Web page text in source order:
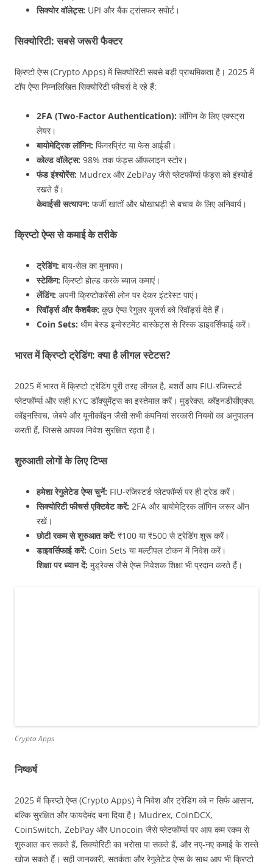
सिक्योर वॉलेट्स: UPI और बैंक ट्रांसफर सपोर्ट।
सिक्योरिटी: सबसे जरूरी फैक्टर
क्रिप्टो ऐप्स (Crypto Apps) में सिक्योरिटी सबसे बड़ी प्राथमिकता है। 2025 में
टॉप ऐप्स निम्नलिखित सिक्योरिटी फीचर्स दे रहे हैं:
2FA (Two-Factor Authentication): लॉगिन के लिए एक्स्ट्रा
लेयर।
बायोमेट्रिक लॉगिन: फिंगरप्रिंट या फेस आईडी।
कोल्ड वॉलेट्स: 98% तक फंड्स ऑफलाइन स्टोर।
फंड इंश्योरेंस: Mudrex और ZebPay जैसे प्लेटफॉर्म्स फंड्स को इंश्योर्ड
रखते हैं।
केवाईसी सत्यापन: फर्जी खातों और धोखाधड़ी से बचाव के लिए अनिवार्य।
क्रिप्टो ऐप्स से कमाई के तरीके
ट्रेडिंग: बाय-सेल का मुनाफा।
स्टेकिंग: क्रिप्टो होल्ड करके ब्याज कमाएं।
लेंडिंग: अपनी क्रिप्टोकरेंसी लोन पर देकर इंटरेस्ट पाएं।
रिवॉर्ड्स और कैशबैक: कुछ ऐप्स रेगुलर यूजर्स को रिवॉर्ड्स देते हैं।
Coin Sets: थीम बेस्ड इन्वेस्टमेंट बास्केट्स से रिस्क डाइवर्सिफाई करें।
भारत में क्रिप्टो ट्रेडिंग: क्या है लीगल स्टेटस?
2025 में भारत में क्रिप्टो ट्रेडिंग पूरी तरह लीगल है, बशर्ते आप FIU-रजिस्टर्ड
प्लेटफॉर्म्स और सही KYC डॉक्युमेंट्स का इस्तेमाल करें। मुड्रेक्स, कॉइनडीसीएक्स,
कॉइनस्विच, जेबपे और यूनीकॉइन जैसी सभी कंपनियां सरकारी नियमों का अनुपालन
करती हैं, जिससे आपका निवेश सुरक्षित रहता है।
शुरुआती लोगों के लिए टिप्स
हमेशा रेगुलेटेड ऐप्स चुनें: FIU-रजिस्टर्ड प्लेटफॉर्म्स पर ही ट्रेड करें।
सिक्योरिटी फीचर्स एक्टिवेट करें: 2FA और बायोमेट्रिक लॉगिन जरूर ऑन
रखें।
छोटी रकम से शुरुआत करें: ₹100 या ₹500 से ट्रेडिंग शुरू करें।
डाइवर्सिफाई करें: Coin Sets या मल्टीपल टोकन में निवेश करें।
शिक्षा पर ध्यान दें: मुड्रेक्स जैसे ऐप्स निवेशक शिक्षा भी प्रदान करते हैं।
Crypto Apps
निष्कर्ष
2025 में क्रिप्टो ऐप्स (Crypto Apps) ने निवेश और ट्रेडिंग को न सिर्फ आसान,
बल्कि सुरक्षित और फायदेमंद बना दिया है। Mudrex, CoinDCX,
CoinSwitch, ZebPay और Unocoin जैसे प्लेटफॉर्म्स पर आप कम रकम से
शुरुआत कर सकते हैं, सिक्योरिटी का भरोसा पा सकते हैं, और नए-नए कमाई के रास्ते
खोज सकते हैं। सही जानकारी, सतर्कता और रेगुलेटेड ऐप्स के साथ आप भी क्रिप्टो